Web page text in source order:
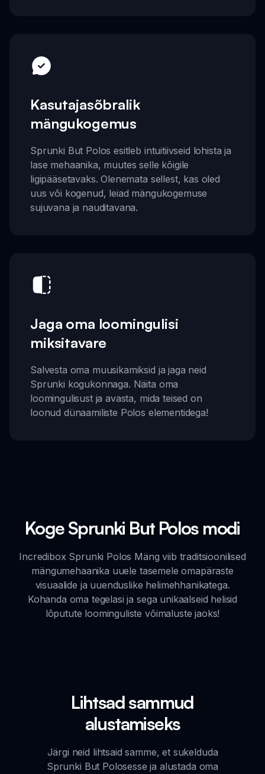
Kasutajasõbralik
mängukogemus
Sprunki But Polos esitleb intuitiivseid lohista ja
lase mehaanika, muutes selle kõigile
ligipääsetavaks. Olenemata sellest, kas oled
uus või kogenud, leiad mängukogemuse
sujuvana ja nauditavana.
Jaga oma loomingulisi
miksitavare
Salvesta oma muusikamiksid ja jaga neid
Sprunki kogukonnaga. Näita oma
loomingulisust ja avasta, mida teised on
loonud dünaamiliste Polos elementidega!
Koge Sprunki But Polos modi
Incredibox Sprunki Polos Mäng viib traditsioonilised
mängumehaanika uuele tasemele omapäraste
visuaalide ja uuenduslike helimehhanikatega.
Kohanda oma tegelasi ja sega unikaalseid helisid
lõputute loominguliste võimaluste jaoks!
Lihtsad sammud
alustamiseks
Järgi neid lihtsaid samme, et sukelduda
Sprunki But Polosesse ja alustada oma